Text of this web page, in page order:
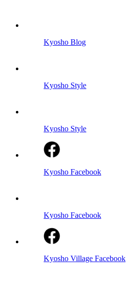
Kyosho Blog
Kyosho Style
Kyosho Style
Kyosho Facebook
Kyosho Facebook
Kyosho Village Facebook